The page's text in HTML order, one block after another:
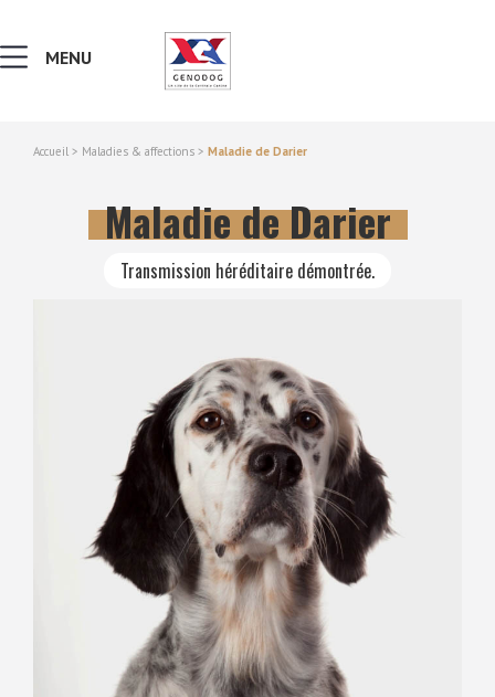
NOTIONS DE GÉNÉTIQUE
LEXIQUE
VERS LE SITE SCC.ASSO.FR
MENU
Accueil > Maladies & affections > Maladie de Darier
Maladie de Darier
Transmission héréditaire démontrée.